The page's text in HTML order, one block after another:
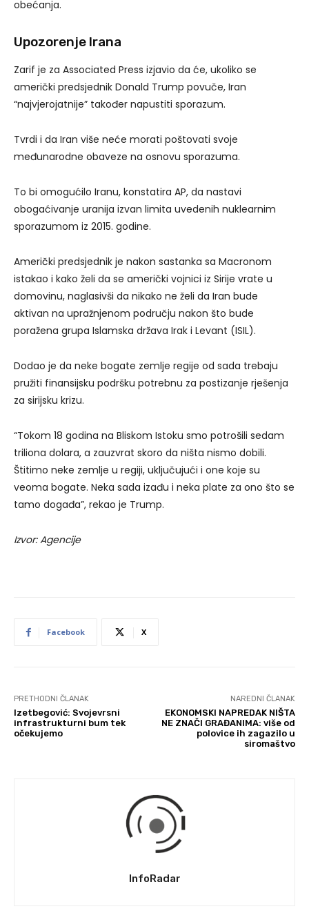
obećanja.
Upozorenje Irana
Zarif je za Associated Press izjavio da će, ukoliko se
američki predsjednik Donald Trump povuče, Iran
“najvjerojatnije” također napustiti sporazum.
Tvrdi i da Iran više neće morati poštovati svoje
međunarodne obaveze na osnovu sporazuma.
To bi omogućilo Iranu, konstatira AP, da nastavi
obogaćivanje uranija izvan limita uvedenih nuklearnim
sporazumom iz 2015. godine.
Američki predsjednik je nakon sastanka sa Macronom
istakao i kako želi da se američki vojnici iz Sirije vrate u
domovinu, naglasivši da nikako ne želi da Iran bude
aktivan na upražnjenom području nakon što bude
poražena grupa Islamska država Irak i Levant (ISIL).
Dodao je da neke bogate zemlje regije od sada trebaju
pružiti finansijsku podršku potrebnu za postizanje rješenja
za sirijsku krizu.
“Tokom 18 godina na Bliskom Istoku smo potrošili sedam
triliona dolara, a zauzvrat skoro da ništa nismo dobili.
Štitimo neke zemlje u regiji, uključujući i one koje su
veoma bogate. Neka sada izađu i neka plate za ono što se
tamo događa”, rekao je Trump.
Izvor: Agencije
Facebook X
PRETHODNI ČLANAK
Izetbegović: Svojevrsni
infrastrukturni bum tek
očekujemo
NAREDNI ČLANAK
EKONOMSKI NAPREDAK NIŠTA
NE ZNAČI GRAĐANIMA: više od
polovice ih zagazilo u
siromaštvo
InfoRadar